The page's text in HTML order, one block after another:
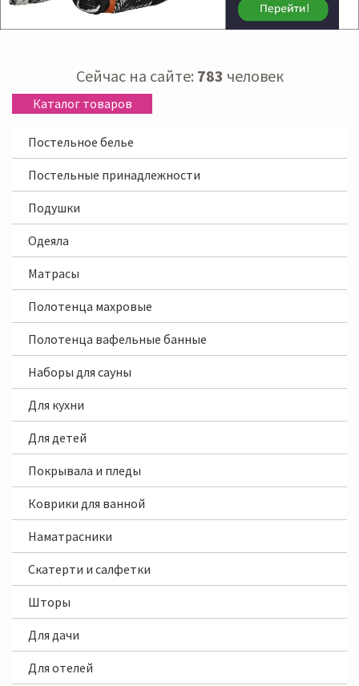
Сейчас на сайте: 783 человек
Каталог товаров
Постельное белье
Постельные принадлежности
Подушки
Одеяла
Матрасы
Полотенца махровые
Полотенца вафельные банные
Наборы для сауны
Для кухни
Для детей
Покрывала и пледы
Коврики для ванной
Наматрасники
Скатерти и салфетки
Шторы
Для дачи
Для отелей